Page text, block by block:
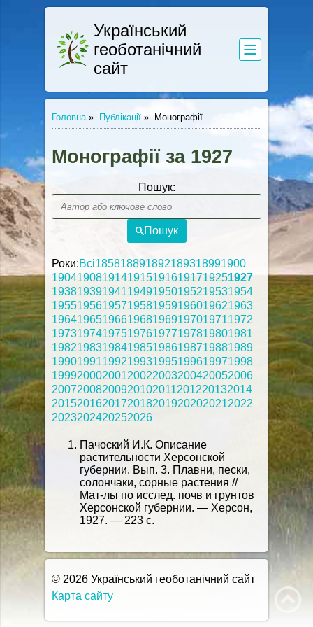
Український
геоботанічний
сайт
Головна » Публікації » Монографії
Монографії за 1927
Пошук:
Пошук
Роки:Всі185818891892189318991900
19041908191419151916191719251927
19381939194119491950195219531954
19551956195719581959196019621963
19641965196619681969197019711972
19731974197519761977197819801981
19821983198419851986198719881989
19901991199219931995199619971998
19992000200120022003200420052006
20072008200920102011201220132014
20152016201720182019202020212022
2023202420252026
Пачоский И.К. Описание
растительности Херсонской
губернии. Вып. 3. Плавни, пески,
солончаки, сорные растения //
Мат-лы по исслед. почв и грунтов
Херсонской губернии. — Херсон,
1927. — 223 с.
© 2026 Український геоботанічний сайт
Карта сайту